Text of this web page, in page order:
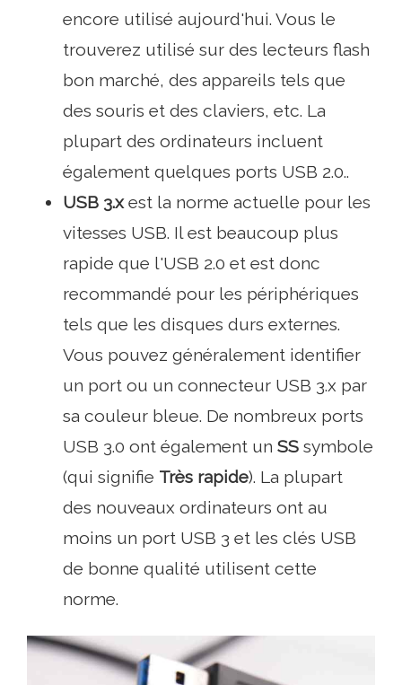
encore utilisé aujourd'hui. Vous le
trouverez utilisé sur des lecteurs flash
bon marché, des appareils tels que
des souris et des claviers, etc. La
plupart des ordinateurs incluent
également quelques ports USB 2.0..
USB 3.xest la norme actuelle pour les
vitesses USB. Il est beaucoup plus
rapide que l'USB 2.0 et est donc
recommandé pour les périphériques
tels que les disques durs externes.
Vous pouvez généralement identifier
un port ou un connecteur USB 3.x par
sa couleur bleue. De nombreux ports
USB 3.0 ont également un SS symbole
(qui signifie Très rapide). La plupart
des nouveaux ordinateurs ont au
moins un port USB 3 et les clés USB
de bonne qualité utilisent cette
norme.